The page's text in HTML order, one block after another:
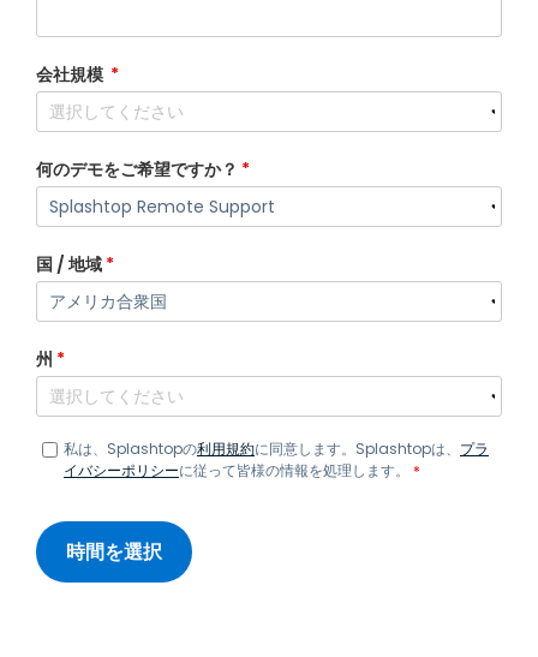
会社規模 *
何のデモをご希望ですか？ *
国 / 地域 *
州 *
私は、Splashtopの利用規約に同意します。Splashtopは、 プラ
イバシーポリシーに従って皆様の情報を処理します。 *